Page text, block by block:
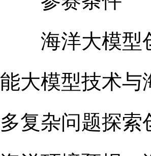
海洋大模型创
能大模型技术与
多复杂问题探